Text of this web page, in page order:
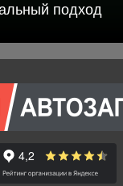
подход